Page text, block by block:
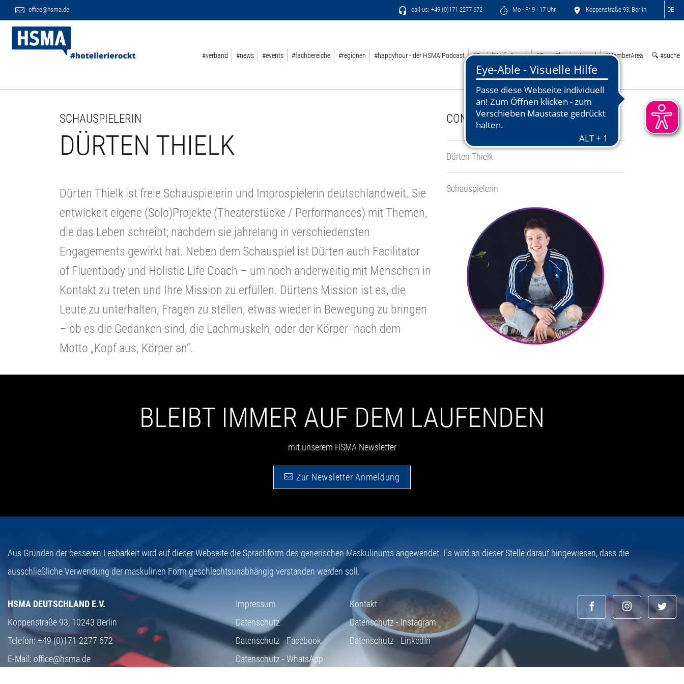
office@hsma.de call us: +49 (0)171 2277 672 Mo - Fr 9 - 17 Uhr Koppenstraße 93, Berlin DE
#verband #news #events #fachbereiche #regionen #happyhour - der HSMA Podcast #SocialMediaAward #GreenSleepingAward #MemberArea 🔍 #suche
SCHAUSPIELERIN
DÜRTEN THIELK
Dürten Thielk ist freie Schauspielerin und Improspielerin deutschlandweit. Sie
entwickelt eigene (Solo)Projekte (Theaterstücke / Performances) mit Themen,
die das Leben schreibt; nachdem sie jahrelang in verschiedensten
Engagements gewirkt hat. Neben dem Schauspiel ist Dürten auch Facilitator
of Fluentbody und Holistic Life Coach – um noch anderweitig mit Menschen in
Kontakt zu treten und Ihre Mission zu erfüllen. Dürtens Mission ist es, die
Leute zu unterhalten, Fragen zu stellen, etwas wieder in Bewegung zu bringen
– ob es die Gedanken sind, die Lachmuskeln, oder der Körper- nach dem
Motto „Kopf aus, Körper an“.
CONTACT:
Dürten Thielk
Schauspielerin
BLEIBT IMMER AUF DEM LAUFENDEN
mit unserem HSMA Newsletter
Zur Newsletter Anmeldung
Aus Gründen der besseren Lesbarkeit wird auf dieser Webseite die Sprachform des generischen Maskulinums angewendet. Es wird an dieser Stelle darauf hingewiesen, dass die
ausschließliche Verwendung der maskulinen Form geschlechtsunabhängig verstanden werden soll.
HSMA DEUTSCHLAND E.V.
Koppenstraße 93, 10243 Berlin
Telefon:+49 (0)171 2277 672
E-Mail: office@hsma.de
Impressum
Kontakt
Datenschutz
Datenschutz - Instagram
Datenschutz - Facebook
Datenschutz - LinkedIn
Datenschutz - WhatsApp